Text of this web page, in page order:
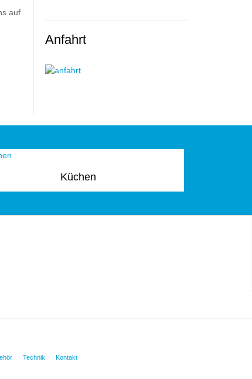
auf
Anfahrt
Küchen
Technik Kontakt